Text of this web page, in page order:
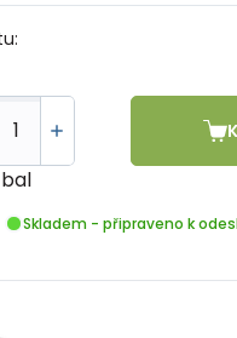
bal
Skladem - připraveno k